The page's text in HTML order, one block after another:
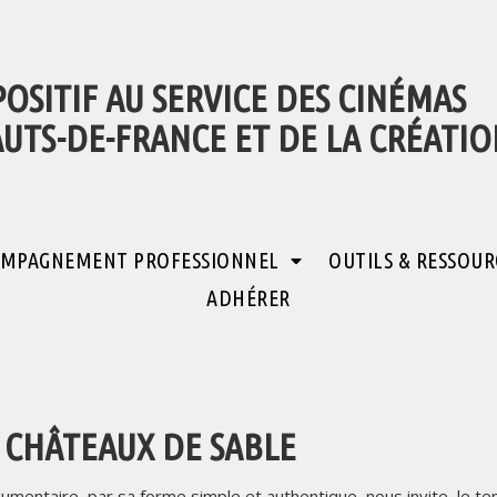
AU SERVICE DES CINÉMAS
DE-FRANCE ET DE LA
PROFESSIONNEL
OUTILS &
ADHÉRER
DE SABLE